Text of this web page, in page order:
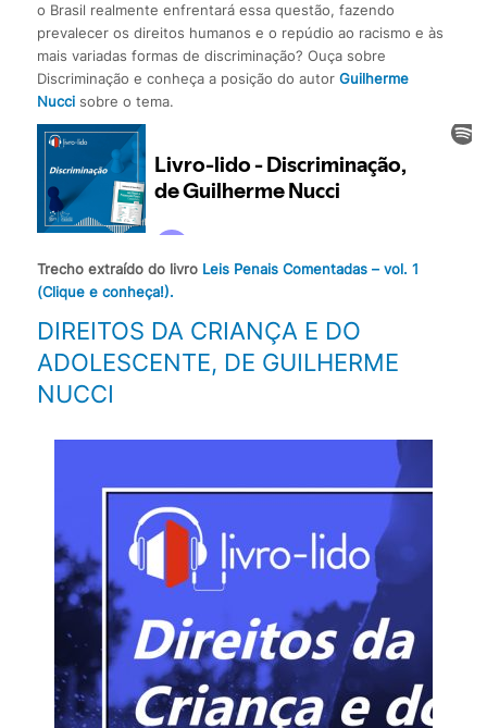
o Brasil realmente enfrentará essa questão, fazendo
prevalecer os direitos humanos e o repúdio ao racismo e às
mais variadas formas de discriminação? Ouça sobre
Discriminação e conheça a posição do autor Guilherme
Nuccisobre o tema.
Trecho extraído do livro Leis Penais Comentadas – vol. 1
(Clique e conheça!).
DIREITOS DA CRIANÇA E DO
ADOLESCENTE, DE GUILHERME
NUCCI